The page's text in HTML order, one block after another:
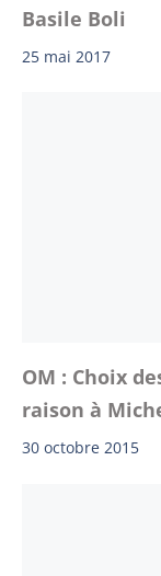
Basile Boli
25 mai 2017
OM : Choix
raison à
30 octobre 2015